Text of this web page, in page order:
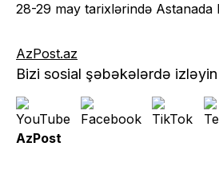
28-29 may tarixlərində Astanada
AzPost.az
Bizi sosial şəbəkələrdə izləyin
AzPost